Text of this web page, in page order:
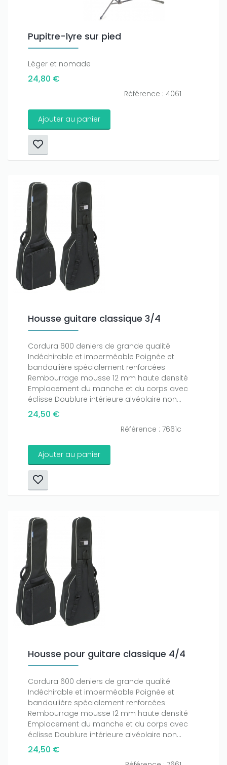
Pupitre-lyre sur pied
Léger et nomade
24,80 €
Référence : 4061
Ajouter au panier
Housse guitare classique 3/4
Cordura 600 deniers de grande qualité
Indéchirable et imperméable Poignée et
bandoulière spécialement renforcées
Rembourrage mousse 12 mm haute densité
Emplacement du manche et du corps avec
éclisse Doublure intérieure alvéolaire non...
24,50 €
Référence : 7661c
Ajouter au panier
Housse pour guitare classique 4/4
Cordura 600 deniers de grande qualité
Indéchirable et imperméable Poignée et
bandoulière spécialement renforcées
Rembourrage mousse 12 mm haute densité
Emplacement du manche et du corps avec
éclisse Doublure intérieure alvéolaire non...
24,50 €